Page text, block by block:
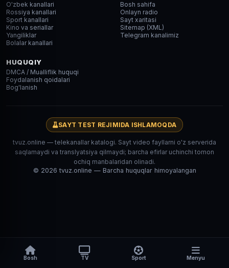
O'zbek kanallari
Rossiya kanallari
Sport kanallari
Kino va seriallar
Yangiliklar
Bolalar kanallari
Bosh sahifa
Onlayn radio
Sayt xaritasi
Sitemap (XML)
Telegram kanalimiz
HUQUQIY
DMCA / Mualliflik huquqi
Foydalanish qoidalari
Bog'lanish
SAYT TEST REJIMIDA ISHLAMOQDA
tvuz.online — telekanallar katalogi. Sayt video fayllarni o'z serverida
saqlamaydi va translyatsiya qilmaydi; barcha efirlar uchinchi tomon
ochiq manbalaridan olinadi.
© 2026 tvuz.online — Barcha huquqlar himoyalangan
Bosh TV Sport Menyu